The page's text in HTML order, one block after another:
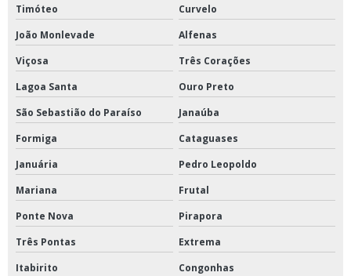
Timóteo
Curvelo
João Monlevade
Alfenas
Viçosa
Três Corações
Lagoa Santa
Ouro Preto
São Sebastião do Paraíso
Janaúba
Formiga
Cataguases
Januária
Pedro Leopoldo
Mariana
Frutal
Ponte Nova
Pirapora
Três Pontas
Extrema
Itabirito
Congonhas